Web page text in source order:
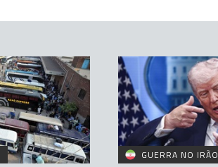
GUERRA NO IRÃO